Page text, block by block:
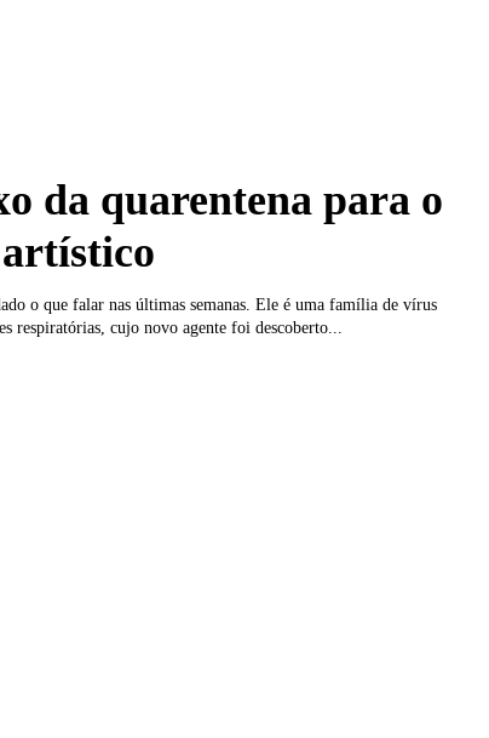
da quarentena para o
o que falar nas últimas semanas. Ele é uma família de vírus
respiratórias, cujo novo agente foi descoberto...